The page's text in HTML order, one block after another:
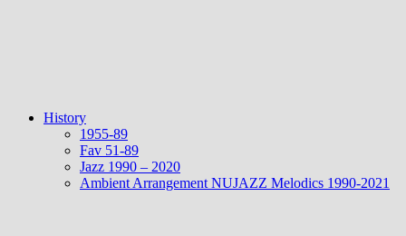
History
1955-89
Fav 51-89
Jazz 1990 – 2020
Ambient Arrangement NUJAZZ Melodics 1990-2021